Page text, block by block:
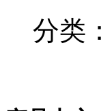
分类：